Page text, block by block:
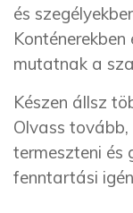
és
mutatnak a
Készen állsz
Olvass
termeszteni és
fenntartási